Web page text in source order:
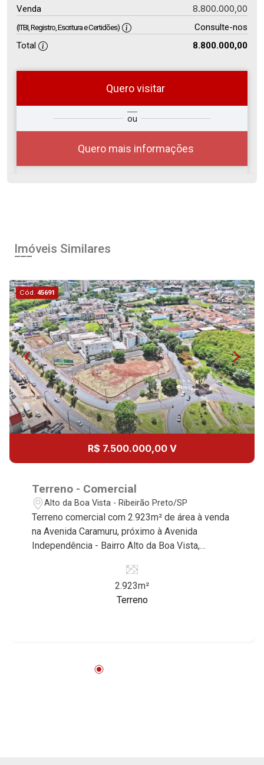
Venda 8.800.000,00
(ITBI, Registro, Escritura e Certidões)
Consulte-nos
Total
8.800.000,00
Quero visitar
ou
Quero mais informações
Qual o melhor dia e horário para
você?
10
Aug/Mon
11
Aug/Tue
12
Aug/Wed
13
14
Aug/Fri
15
09:00
10:00
11:00
12:00
Continuar
Imóveis Similares
Cód.45691
R$ 7.500.000,00 V
Terreno - Comercial
Alto da Boa Vista - Ribeirão Preto/SP
Terreno comercial com 2.923m² de área à venda
na Avenida Caramuru, próximo à Avenida
Independência - Bairro Alto da Boa Vista,
deste imóvel que a Martinelli Imobiliária
selecionou para você: - 2.923m² de área terreno
- Esquina positiva - Plano - Ideal para empresas
da Boa Vista | Ribeirão Preto.
2.923m²
Terreno